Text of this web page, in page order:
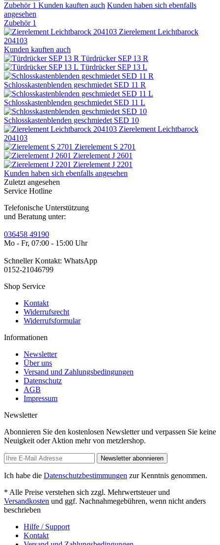
Zubehör 1 Kunden kauften auch Kunden haben sich ebenfalls
angesehen
Zubehör 1
Zierelement Leichtbarock
204103
Kunden kauften auch
Türdrücker SEP 13 R
Türdrücker SEP 13 L
Schlosskastenblenden geschmiedet SED 11 R
Schlosskastenblenden geschmiedet SED 11 L
Schlosskastenblenden geschmiedet SED 10
Zierelement Leichtbarock
204103
Zierelement S 2701
Zierelement J 2601
Zierelement J 2201
Kunden haben sich ebenfalls angesehen
Zuletzt angesehen
Service Hotline
Telefonische Unterstützung
und Beratung unter:
036458 49190
Mo - Fr, 07:00 - 15:00 Uhr
Schneller Kontakt: WhatsApp
0152-21046799
Shop Service
Kontakt
Widerrufsrecht
Widerrufsformular
Informationen
Newsletter
Über uns
Versand und Zahlungsbedingungen
Datenschutz
AGB
Impressum
Newsletter
Abonnieren Sie den kostenlosen Newsletter und verpassen Sie keine
Neuigkeit oder Aktion mehr von metzlershop.
Newsletter abonnieren
Ich habe die Datenschutzbestimmungen zur Kenntnis genommen.
* Alle Preise verstehen sich zzgl. Mehrwertsteuer und
Versandkosten und ggf. Nachnahmegebühren, wenn nicht anders
beschrieben
Hilfe / Support
Kontakt